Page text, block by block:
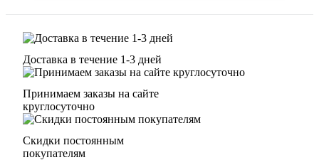
Доставка в течение 1-3 дней
Принимаем заказы на сайте
круглосуточно
Скидки постоянным
покупателям